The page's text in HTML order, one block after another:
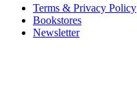
Terms & Privacy Policy
Bookstores
Newsletter